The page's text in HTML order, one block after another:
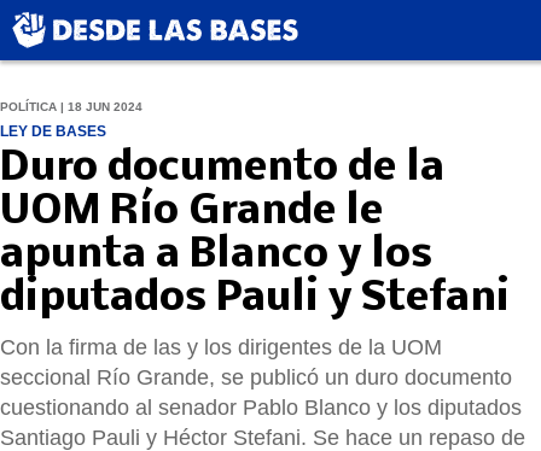
POLÍTICA | 18 JUN 2024
LEY DE BASES
Duro documento de la
UOM Río Grande le
apunta a Blanco y los
diputados Pauli y Stefani
Con la firma de las y los dirigentes de la UOM
seccional Río Grande, se publicó un duro documento
cuestionando al senador Pablo Blanco y los diputados
Santiago Pauli y Héctor Stefani. Se hace un repaso de